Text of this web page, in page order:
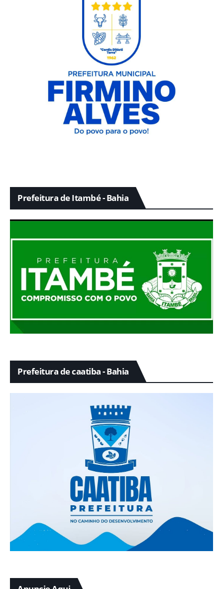
Prefeitura de Itambé - Bahia
Prefeitura de caatiba - Bahia